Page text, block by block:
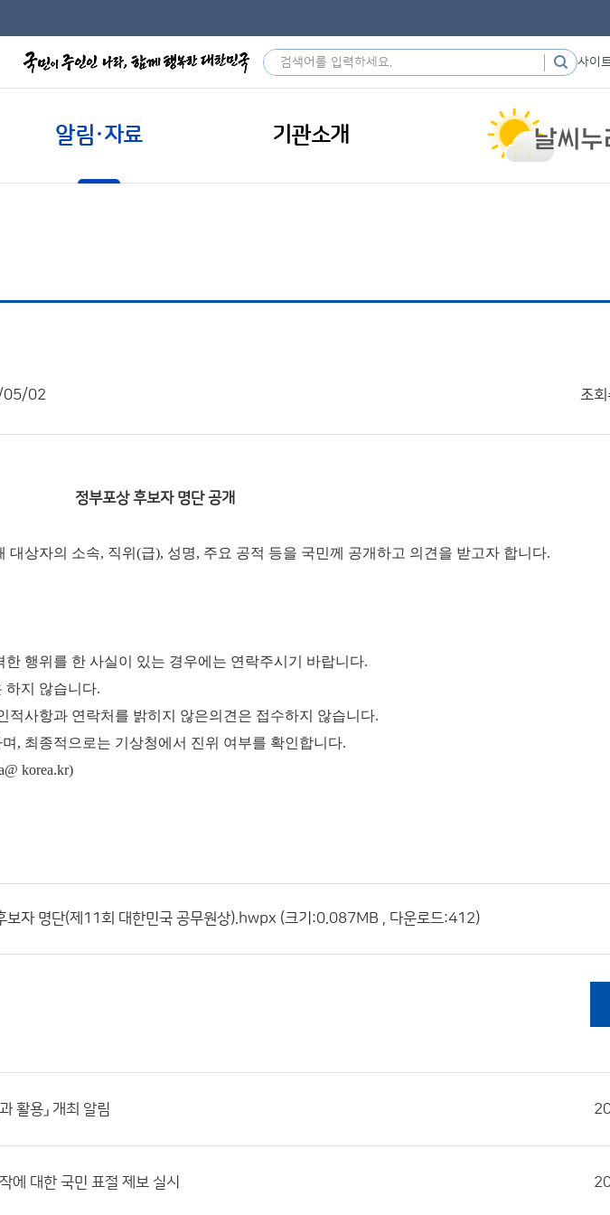
사이
알림·자료 기관소개
05/02 조회
정부포상 후보자 명단 공개
상자의 소속, 직위(급), 성명, 주요 공적 등을 국민께 공개하고 의견을 받고자 합니다.
행위를 한 사실이 있는 경우에는 연락주시기 바랍니다.
하지 않습니다.
적사항과 연락처를 밝히지 않은의견은 접수하지 않습니다.
, 최종적으로는 기상청에서 진위 여부를 확인합니다.
korea.kr)
보자 명단(제11회 대한민국 공무원상).hwpx (크기:0.087MB , 다운로드:412)
활용」 개최 알림
에 대한 국민 표절 제보 실시